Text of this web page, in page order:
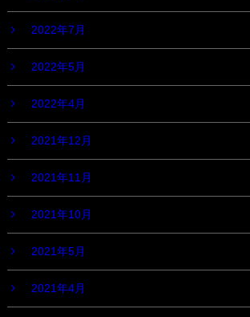
2022年7月
2022年5月
2022年4月
2021年12月
2021年11月
2021年10月
2021年5月
2021年4月